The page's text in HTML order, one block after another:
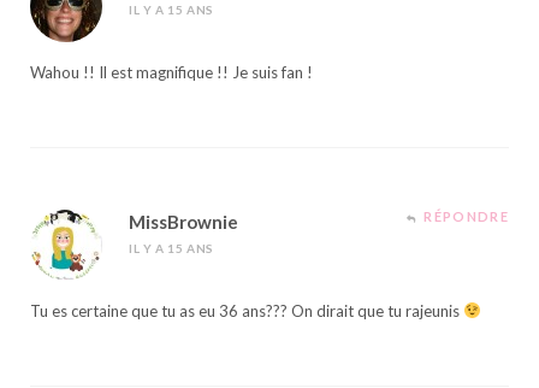
IL Y A 15 ANS
Wahou !! Il est magnifique !! Je suis fan !
MissBrownie
IL Y A 15 ANS
RÉPONDRE
Tu es certaine que tu as eu 36 ans??? On dirait que tu rajeunis